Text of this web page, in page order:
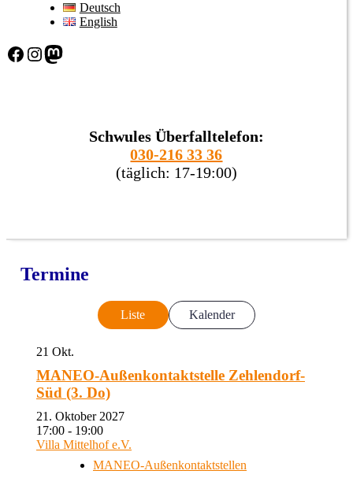
Deutsch
English
Facebook Instagram Mastodon
Schwules Überfalltelefon:
030-216 33 36
(täglich: 17-19:00)
Termine
Liste Kalender
21 Okt.
MANEO-Außenkontaktstelle Zehlendorf-
Süd (3. Do)
21. Oktober 2027
17:00 - 19:00
Villa Mittelhof e.V.
MANEO-Außenkontaktstellen